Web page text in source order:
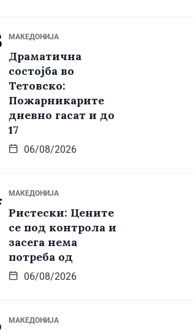
МАКЕДОНИЈА
Драматична
состојба во
Тетовско:
Пожарникарите
дневно гасат и до
17
06/08/2026
МАКЕДОНИЈА
Ристески: Цените
се под контрола и
засега нема
потреба од
06/08/2026
МАКЕДОНИЈА